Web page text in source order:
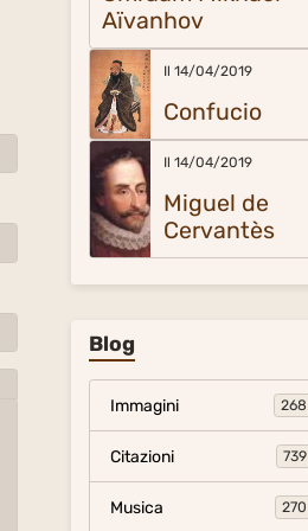
Aïvanhov
Il 14/04/2019
Confucio
Il 14/04/2019
Miguel de
Cervantès
Blog
Immagini 268
Citazioni 739
Musica 270